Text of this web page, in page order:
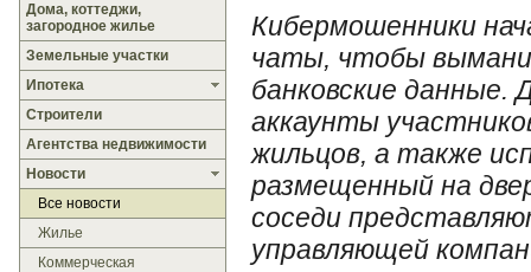
Дома, коттеджи,
загородное жилье
Земельные участки
Ипотека
Строители
Агентства недвижимости
Новости
Все новости
Жилье
Коммерческая
Кибермошенники
чаты, чтобы
банковские данные.
аккаунты
жильцов, а также
размещенный на
соседи
управляющей